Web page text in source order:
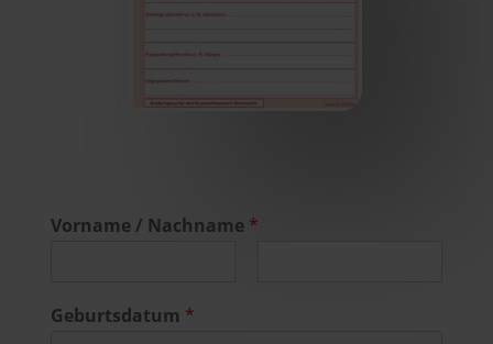
Vorname / Nachname *
o
rGeburtsdatum *